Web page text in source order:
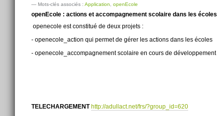
— Mots-clés associés :Application,openEcole
openEcole : actions et accompagnement scolaire dans les écoles
openecole est constitué de deux projets :
- openecole_action qui permet de gérer les actions dans les écoles
- openecole_accompagnement scolaire en cours de développement
TELECHARGEMENT http://adullact.net/frs/?group_id=620